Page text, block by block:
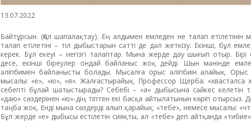
13.07.2022
Байтұрсын. (Қол шапалақтау). Ең алдымен емледен не талап
талап етілетіні – тіл дыбыстарын сәтті де дәл жеткізу. Екінші, бұл
керек. Бұл екеуі – негізгі талаптар. Мына жерде дау шығып отыр.
десе, екінші біреулер ондай байланыс жоқ дейді. Шын мәнінде
әліпбимен байланысты болады. Мысалға орыс әліпбиін алайық. Орыс
мысалы: «е», «ю», «я». Жалғастырайық. Профессор Щерба: «хвасталса
себепті бұлай шатыстырады? Себебі – «а» дыбысына сәйкес
«даю» сөздерінен «ю»-дің тіптен екі басқа айтылатынын көріп отырсыз.
таңба жоқ. Енді мына сөздерді алып қарайық: «тебе», немесе мысалы:
Бұл жерде «е» дыбысы естілетін сияқты, ал «тебе» деп айтқанда